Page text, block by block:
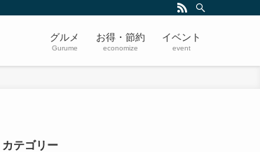
グルメ
Gurume
お得・節約
economize
イベント
event
カテゴリー